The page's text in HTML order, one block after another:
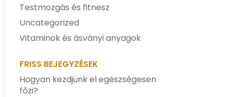
Testmozgás és fitnesz
Uncategorized
Vitaminok és ásványi anyagok
FRISS BEJEGYZÉSEK
Hogyan kezdjünk el egészségesen
főzi?